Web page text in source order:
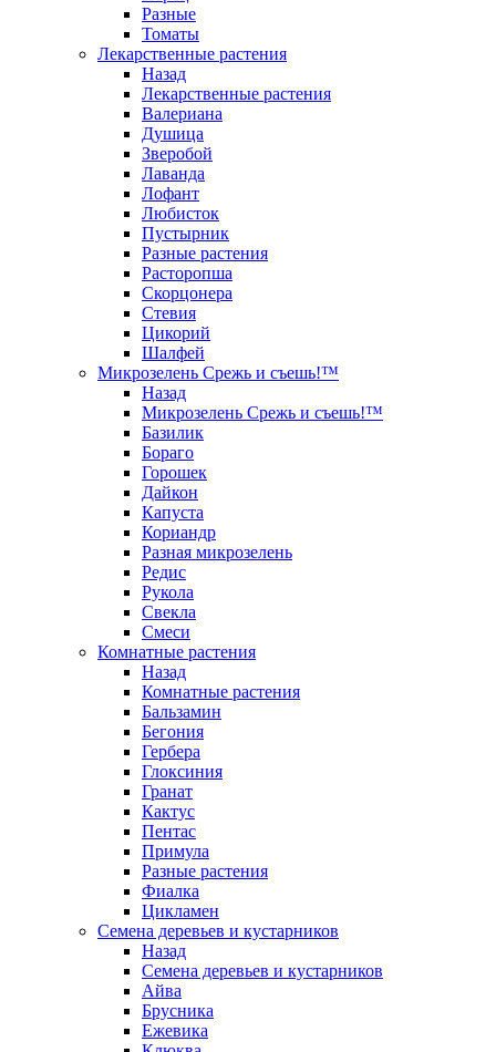
Разные
Томаты
Лекарственные растения
Назад
Лекарственные растения
Валериана
Душица
Зверобой
Лаванда
Лофант
Любисток
Пустырник
Разные растения
Расторопша
Скорцонера
Стевия
Цикорий
Шалфей
Микрозелень Срежь и съешь!™
Назад
Микрозелень Срежь и съешь!™
Базилик
Бораго
Горошек
Дайкон
Капуста
Кориандр
Разная микрозелень
Редис
Рукола
Свекла
Смеси
Комнатные растения
Назад
Комнатные растения
Бальзамин
Бегония
Гербера
Глоксиния
Гранат
Кактус
Пентас
Примула
Разные растения
Фиалка
Цикламен
Семена деревьев и кустарников
Назад
Семена деревьев и кустарников
Айва
Брусника
Ежевика